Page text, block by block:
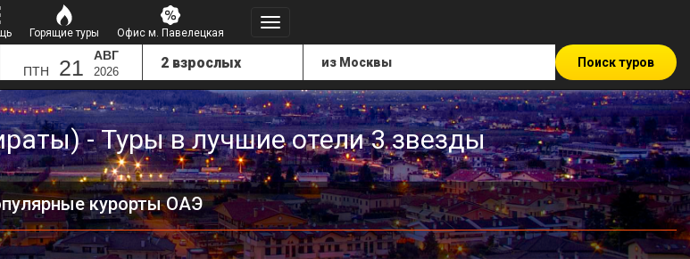
Горящие туры Офис м. Павелецкая
ПТН 21 АВГ
2026
Поиск туров
- Туры в лучшие отели 3 звезды
курорты ОАЭ